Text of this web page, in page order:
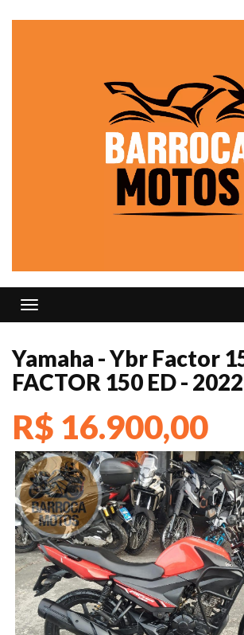
Toggle navigation
Yamaha - Ybr Factor
FACTOR 150 ED - 2022
R$ 16.900,00